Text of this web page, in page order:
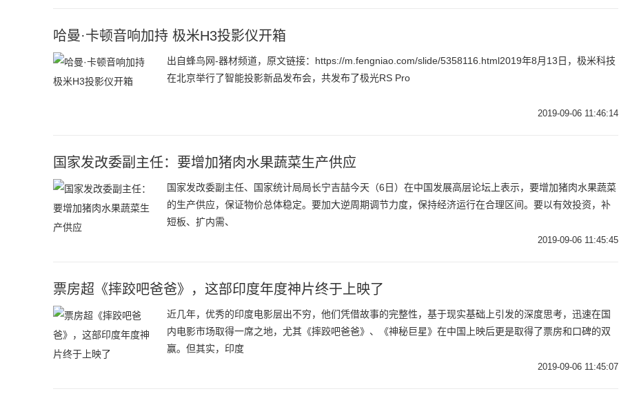
哈曼·卡顿音响加持 极米H3投影仪开箱
出自蜂鸟网-器材频道，原文链接：https://m.fengniao.com/slide/5358116.html2019年8月13日，极米科技
在北京举行了智能投影新品发布会，共发布了极光RS Pro
2019-09-06 11:46:14
​国家发改委副主任：要增加猪肉水果蔬菜生产供应
国家发改委副主任、国家统计局局长宁吉喆今天（6日）在中国发展高层论坛上表示，要增加猪肉水果蔬菜
的生产供应，保证物价总体稳定。要加大逆周期调节力度，保持经济运行在合理区间。要以有效投资，补
短板、扩内需、
2019-09-06 11:45:45
票房超《摔跤吧爸爸》，这部印度年度神片终于上映了
近几年，优秀的印度电影层出不穷，他们凭借故事的完整性，基于现实基础上引发的深度思考，迅速在国
内电影市场取得一席之地，尤其《摔跤吧爸爸》、《神秘巨星》在中国上映后更是取得了票房和口碑的双
赢。但其实，印度
2019-09-06 11:45:07